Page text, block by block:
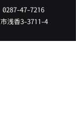
0287-47-7216
浅香3-3711-4